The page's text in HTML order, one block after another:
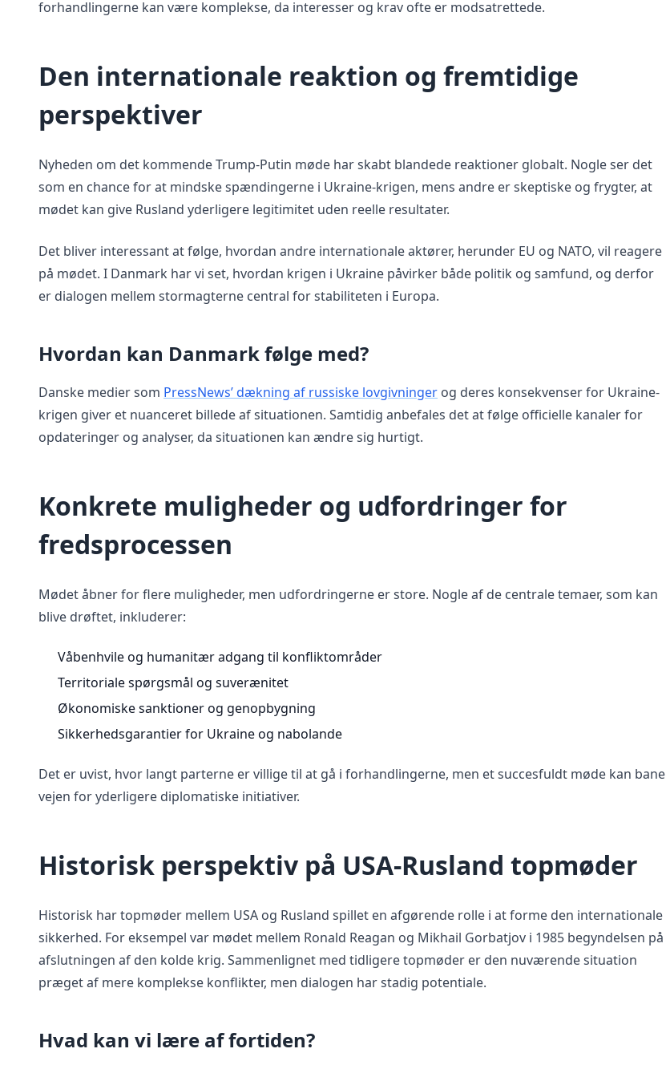
forhandlingerne kan være komplekse, da interesser og krav ofte er modsatrettede.
Den internationale reaktion og fremtidige
perspektiver
Nyheden om det kommende Trump-Putin møde har skabt blandede reaktioner globalt. Nogle ser det
som en chance for at mindske spændingerne i Ukraine-krigen, mens andre er skeptiske og frygter, at
mødet kan give Rusland yderligere legitimitet uden reelle resultater.
Det bliver interessant at følge, hvordan andre internationale aktører, herunder EU og NATO, vil reagere
på mødet. I Danmark har vi set, hvordan krigen i Ukraine påvirker både politik og samfund, og derfor
er dialogen mellem stormagterne central for stabiliteten i Europa.
Hvordan kan Danmark følge med?
Danske medier som PressNews’ dækning af russiske lovgivninger og deres konsekvenser for Ukraine-
krigen giver et nuanceret billede af situationen. Samtidig anbefales det at følge officielle kanaler for
opdateringer og analyser, da situationen kan ændre sig hurtigt.
Konkrete muligheder og udfordringer for
fredsprocessen
Mødet åbner for flere muligheder, men udfordringerne er store. Nogle af de centrale temaer, som kan
blive drøftet, inkluderer:
Våbenhvile og humanitær adgang til konfliktområder
Territoriale spørgsmål og suverænitet
Økonomiske sanktioner og genopbygning
Sikkerhedsgarantier for Ukraine og nabolande
Det er uvist, hvor langt parterne er villige til at gå i forhandlingerne, men et succesfuldt møde kan bane
vejen for yderligere diplomatiske initiativer.
Historisk perspektiv på USA-Rusland topmøder
Historisk har topmøder mellem USA og Rusland spillet en afgørende rolle i at forme den internationale
sikkerhed. For eksempel var mødet mellem Ronald Reagan og Mikhail Gorbatjov i 1985 begyndelsen på
afslutningen af den kolde krig. Sammenlignet med tidligere topmøder er den nuværende situation
præget af mere komplekse konflikter, men dialogen har stadig potentiale.
Hvad kan vi lære af fortiden?